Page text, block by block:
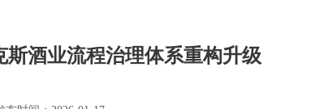
斯酒业流程治理体系重构升级